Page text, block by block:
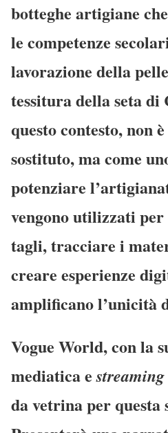
botteghe artigiane
le competenze
lavorazione della
tessitura della seta di
questo contesto, non
sostituto, ma come
potenziare
vengono utilizzati
tagli, tracciare i
creare esperienze
amplificano l’unicità
Vogue World, con la
mediatica estreaming
da vetrina per questa